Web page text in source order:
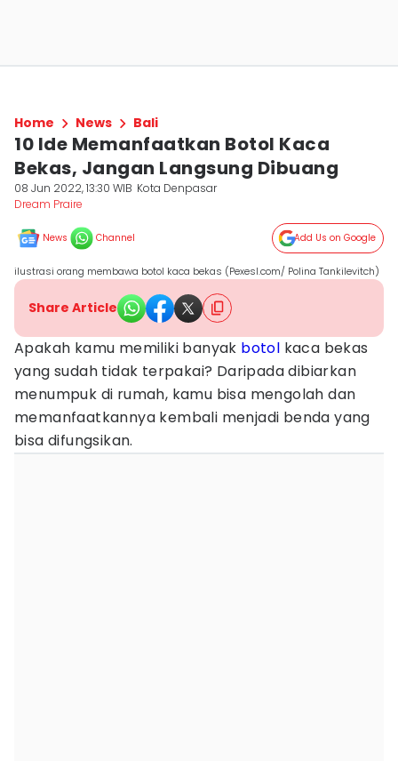
Home News Bali
10 Ide Memanfaatkan Botol Kaca
Bekas, Jangan Langsung Dibuang
08 Jun 2022, 13:30 WIB Kota Denpasar
Dream Praire
News Channel Add Us on Google
ilustrasi orang membawa botol kaca bekas (Pexesl.com/ Polina Tankilevitch)
Share Article
Apakah kamu memiliki banyak botol kaca bekas
yang sudah tidak terpakai? Daripada dibiarkan
menumpuk di rumah, kamu bisa mengolah dan
memanfaatkannya kembali menjadi benda yang
bisa difungsikan.